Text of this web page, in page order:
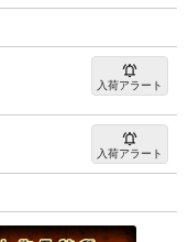
入荷アラート
入荷アラート